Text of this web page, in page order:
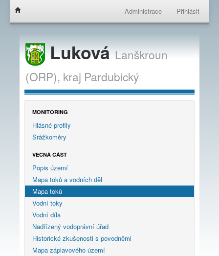
Administrace Přihlásit
LukováLanškroun
(ORP), kraj Pardubický
MONITORING
Hlásné profily
Srážkoměry
VĚCNÁ ČÁST
Popis území
Mapa toků a vodních děl
Mapa toků
Vodní toky
Vodní díla
Nadřízený vodoprávní úřad
Historické zkušenosti s povodněmi
Mapa záplavového území